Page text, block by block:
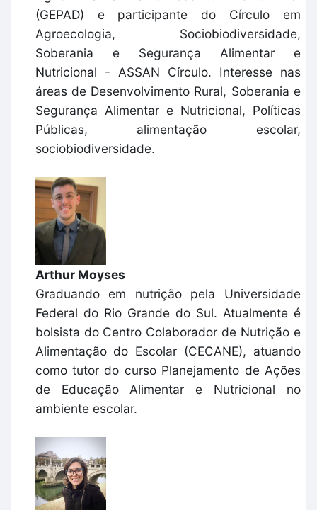
(GEPAD) e participante do Círculo em
Agroecologia, Sociobiodiversidade,
Soberania e Segurança Alimentar e
Nutricional - ASSAN Círculo. Interesse nas
áreas de Desenvolvimento Rural, Soberania e
Segurança Alimentar e Nutricional, Políticas
Públicas, alimentação escolar,
sociobiodiversidade.
Arthur Moyses
Graduando em nutrição pela Universidade
Federal do Rio Grande do Sul. Atualmente é
bolsista do Centro Colaborador de Nutrição e
Alimentação do Escolar (CECANE), atuando
como tutor do curso Planejamento de Ações
de Educação Alimentar e Nutricional no
ambiente escolar.